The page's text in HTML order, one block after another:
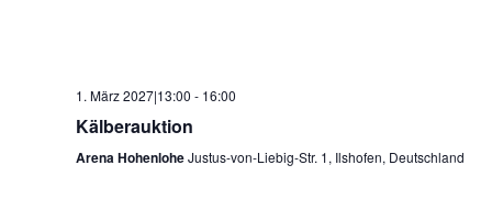
1. März 2027|13:00 - 16:00
Kälberauktion
Arena HohenloheJustus-von-Liebig-Str. 1, Ilshofen, Deutschland